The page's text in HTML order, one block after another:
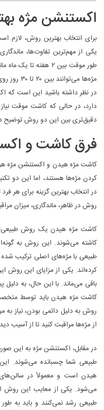
اکستنشن مژه
برای انتخاب بهترین روش، لازم
یکی از مهم‌ترین تفاوت‌ها،
‌طور موقت بین ۲ هفته
مژه‌ها
دارد، در حالی که کاشت موقت
دقیق‌تری بین این دو روش توضیح
فرق کاشت و
کاشت مژه هیدن و اکستنشن مژه
کردن مژه‌ها هستند، اما این دو
در انتخاب بهترین گزینه برای هر
روش در ظاهر، ماندگاری، میزان
کاشت مژه هیدن یک روش
کاشته می‌شوند. این روش به
طبیعی با مژه‌های اصلی ترکیب
کرده‌اند. یکی از مزایای این روش
باقی می‌ماند. با این حال، به دلیل
کاشت مژه هیدن باید توسط
روش به دلیل دائمی بودن، نیاز به
از مژه‌ها مراقبت کنید تا از آسیب
در مقابل، اکستنشن مژه به این
طبیعی شما چسبانده می‌شوند.
هیدن است و معمولاً در
می‌شود. یکی از معایب این روش